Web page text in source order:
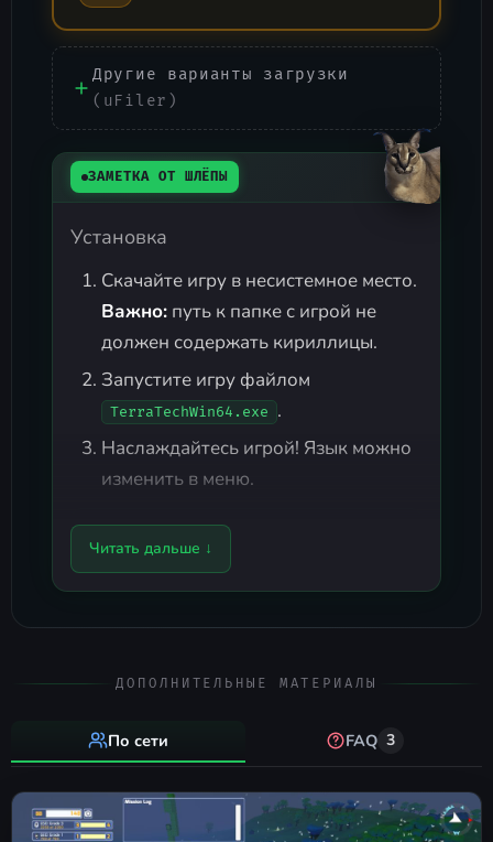
Другие варианты загрузки
(uFiler)
ЗАМЕТКА ОТ ШЛЁПЫ
Установка
Скачайте игру в несистемное место.
Важно: путь к папке с игрой не
должен содержать кириллицы.
Запустите игру файлом
TerraTechWin64.exe
.
Наслаждайтесь игрой! Язык можно
изменить в меню.
Список DLC (14 шт.)
Читать дальше ↓
ДОПОЛНИТЕЛЬНЫЕ МАТЕРИАЛЫ
По сети FAQ 3